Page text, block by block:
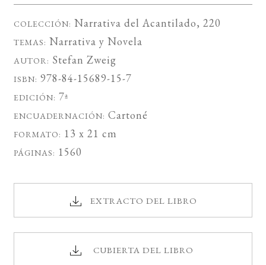
COLECCIÓN: Narrativa del Acantilado, 220
TEMAS: Narrativa y Novela
AUTOR: Stefan Zweig
ISBN: 978-84-15689-15-7
EDICIÓN: 7ª
ENCUADERNACIÓN: Cartoné
FORMATO: 13 x 21 cm
PÁGINAS: 1560
EXTRACTO DEL LIBRO
CUBIERTA DEL LIBRO